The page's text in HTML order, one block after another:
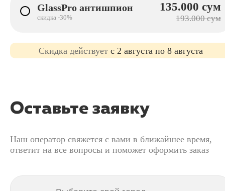
GlassPro антишпион
скидка -30%
135.000 сум
193.000 сум
Cкидка действует с 2 августа по 8 августа
Оставьте заявку
Наш оператор свяжется с вами в ближайшее время,
ответит на все вопросы и поможет оформить заказ